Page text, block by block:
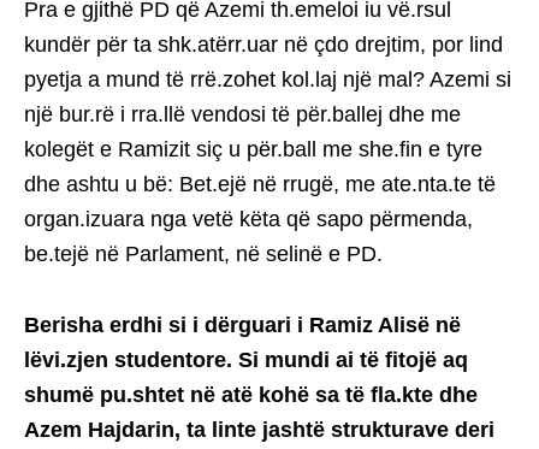
Pra e gjithë PD që Azemi th.emeloi iu vë.rsul
kundër për ta shk.atërr.uar në çdo drejtim, por lind
pyetja a mund të rrë.zohet kol.laj një mal? Azemi si
një bur.rë i rra.llë vendosi të për.ballej dhe me
kolegët e Ramizit siç u për.ball me she.fin e tyre
dhe ashtu u bë: Bet.ejë në rrugë, me ate.nta.te të
organ.izuara nga vetë këta që sapo përmenda,
be.tejë në Parlament, në selinë e PD.
Berisha erdhi si i dërguari i Ramiz Alisë në
lëvi.zjen studentore. Si mundi ai të fitojë aq
shumë pu.shtet në atë kohë sa të fla.kte dhe
Azem Hajdarin, ta linte jashtë strukturave deri